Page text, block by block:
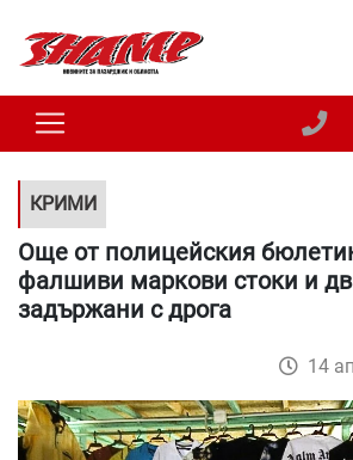
КРИМИ
Още от полицейския
фалшиви маркови стоки и
задържани с дрога
14